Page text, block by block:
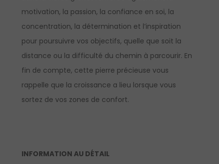
motivation, la passion, la confiance en soi, la
concentration, la détermination et l’inspiration
pour poursuivre vos objectifs, quelle que soit la
distance ou la difficulté du chemin à parcourir. En
fin de compte, cette pierre précieuse vous
rappelle que la croissance a lieu lorsque vous
sortez de vos zones de confort.
INFORMATION AU DÉTAIL